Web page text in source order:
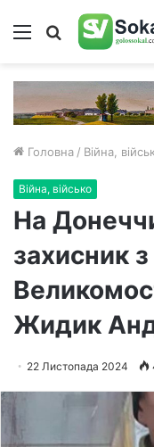
Меню Пошук
Головна / Війна,
Війна, військо
На
захисник з
Жидик
22 Листопада 2024